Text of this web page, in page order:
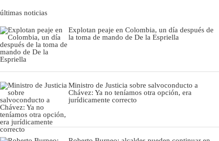
últimas noticias
Explotan peaje en Colombia, un día después de
la toma de mando de De la Espriella
Ministro de Justicia sobre salvoconducto a
Chávez: Ya no teníamos otra opción, era
jurídicamente correcto